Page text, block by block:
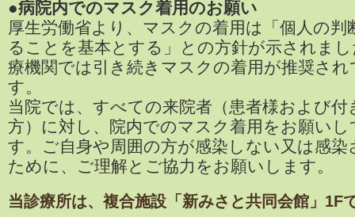
●病院内でのマスク着用のお願い
厚生労働省より、マスクの着用は「個人の判
ることを基本とする」との方針が示されま
療機関では引き続きマスクの着用が推奨され
す。
当院では、すべての来院者（患者様および付
方）に対し、院内でのマスク着用をお願い
す。ご自身や周囲の方が感染しない又は感染
ために、ご理解とご協力をお願いします。
当診療所は、複合施設「新みさと共同会館」1F